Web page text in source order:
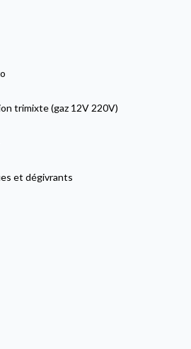
trimixte (gaz 12V 220V)
et dégivrants